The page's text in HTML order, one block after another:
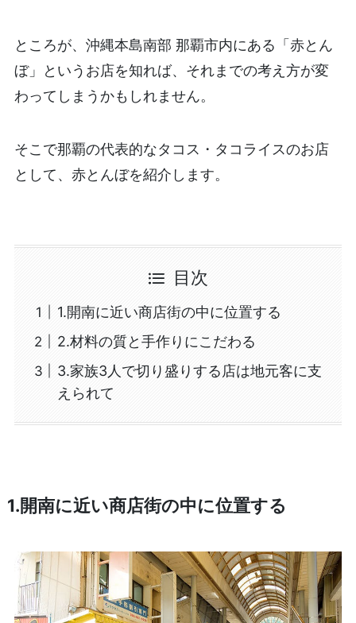
ところが、沖縄本島南部 那覇市内にある「赤とん
ぼ」というお店を知れば、それまでの考え方が変
わってしまうかもしれません。
そこで那覇の代表的なタコス・タコライスのお店
として、赤とんぼを紹介します。
目次
1.開南に近い商店街の中に位置する
2.材料の質と手作りにこだわる
3.家族3人で切り盛りする店は地元客に支
えられて
1.開南に近い商店街の中に位置する